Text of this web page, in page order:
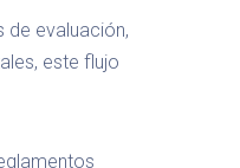
de evaluación,
este flujo